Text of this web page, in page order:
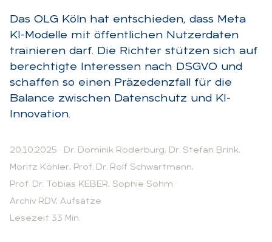
Das OLG Köln hat entschieden, dass Meta
KI-Modelle mit öffentlichen Nutzerdaten
trainieren darf. Die Richter stützen sich auf
berechtigte Interessen nach DSGVO und
schaffen so einen Präzedenzfall für die
Balance zwischen Datenschutz und KI-
Innovation.
20.10.2025 · Dr. Dominik Roderburg, Dr. Stefan Brink,
Moritz Köhler, Prof. Dr. Rolf Schwartmann,
Prof. Dr. Tobias KEBER, Sophie Sohm ·
Archiv RDV, Aufsätze
Lesezeit 33 Min.